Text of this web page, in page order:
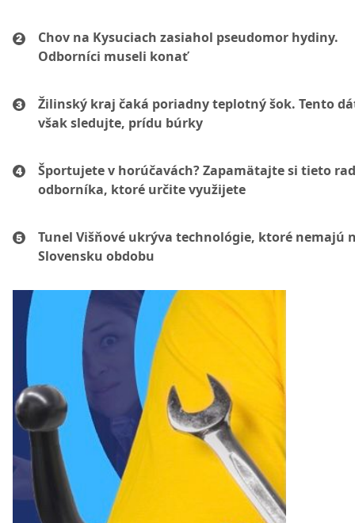
Chov na Kysuciach zasiahol pseudomor hydiny.
Odborníci museli konať
Žilinský kraj čaká poriadny teplotný šok. Tento
však sledujte, prídu búrky
Športujete v horúčavách? Zapamätajte si tieto
odborníka, ktoré určite využijete
Tunel Višňové ukrýva technológie, ktoré nemajú
Slovensku obdobu